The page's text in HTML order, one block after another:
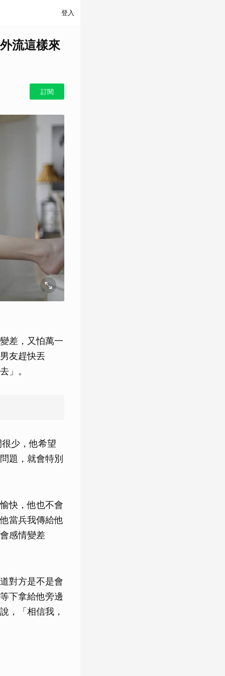
登入
流這樣來
訂閱
差，又怕萬一
友趕快丟
」。
少，他希望
題，就會特別
快，他也不會
當兵我傳給他
感情變差
對方是不是會
下拿給他旁邊
，「相信我，